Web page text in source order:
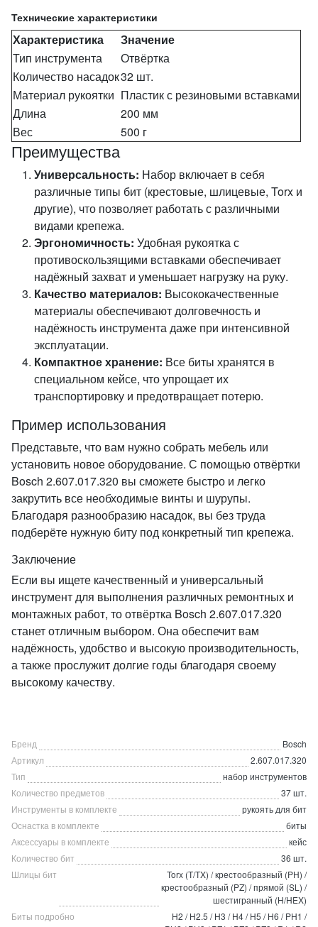
Технические характеристики
Характеристика
Значение
Тип инструмента
Отвёртка
Количество насадок32 шт.
Материал рукоятки Пластик с резиновыми вставками
Длина
200 мм
Вес
500 г
Преимущества
Универсальность: Набор включает в себя
различные типы бит (крестовые, шлицевые, Torx и
другие), что позволяет работать с различными
видами крепежа.
Эргономичность: Удобная рукоятка с
противоскользящими вставками обеспечивает
надёжный захват и уменьшает нагрузку на руку.
Качество материалов: Высококачественные
материалы обеспечивают долговечность и
надёжность инструмента даже при интенсивной
эксплуатации.
Компактное хранение: Все биты хранятся в
специальном кейсе, что упрощает их
транспортировку и предотвращает потерю.
Пример использования
Представьте, что вам нужно собрать мебель или
установить новое оборудование. С помощью отвёртки
Bosch 2.607.017.320 вы сможете быстро и легко
закрутить все необходимые винты и шурупы.
Благодаря разнообразию насадок, вы без труда
подберёте нужную биту под конкретный тип крепежа.
Заключение
Если вы ищете качественный и универсальный
инструмент для выполнения различных ремонтных и
монтажных работ, то отвёртка Bosch 2.607.017.320
станет отличным выбором. Она обеспечит вам
надёжность, удобство и высокую производительность,
а также прослужит долгие годы благодаря своему
высокому качеству.
Бренд
Bosch
Артикул
2.607.017.320
Тип
набор инструментов
Количество предметов
37 шт.
Инструменты в комплекте
рукоять для бит
Оснастка в комплекте
биты
Аксессуары в комплекте
кейс
Количество бит
36 шт.
Шлицы бит
Torx (T/TX) / крестообразный (PH) /
крестообразный (PZ) / прямой (SL) /
шестигранный (H/HEX)
Биты подробно
H2 / H2.5 / H3 / H4 / H5 / H6 / PH1 /